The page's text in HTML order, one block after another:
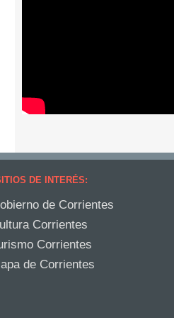
DE INTERÉS:
de Corrientes
Corrientes
Corrientes
de Corrientes